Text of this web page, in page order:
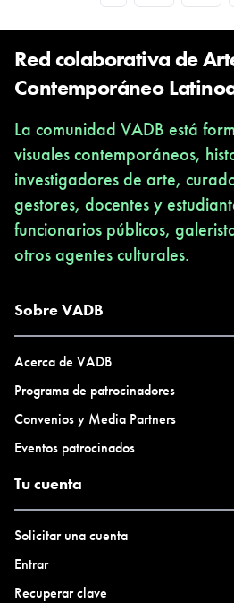
Red colaborativa de
Contemporáneo
La comunidad VADB está
visuales contemporáneos,
investigadores de arte,
gestores, docentes y
funcionarios públicos,
otros agentes culturales.
Sobre VADB
Acerca de VADB
Programa de patrocinadores
Convenios y Media Partners
Eventos patrocinados
Tu cuenta
Solicitar una cuenta
Entrar
Recuperar clave